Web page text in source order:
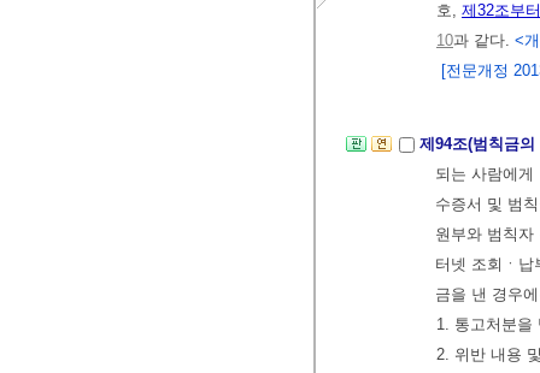
호, 제32조부
10과 같다. <
[전문개정
제94조(범칙금
되는 사람에
수증서 및 범
원부와 범칙
터넷 조회ㆍ
금을 낸 경우
1. 통고처분을
2. 위반 내용